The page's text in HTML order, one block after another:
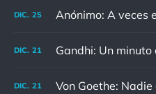
DIC. 25
DIC. 21
DIC. 21